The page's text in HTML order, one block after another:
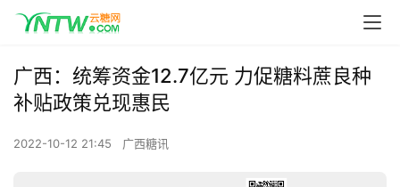
广西：统筹资金12.7亿元 力促糖料蔗良种
补贴政策兑现惠民
2022-10-12 21:45 广西糖讯